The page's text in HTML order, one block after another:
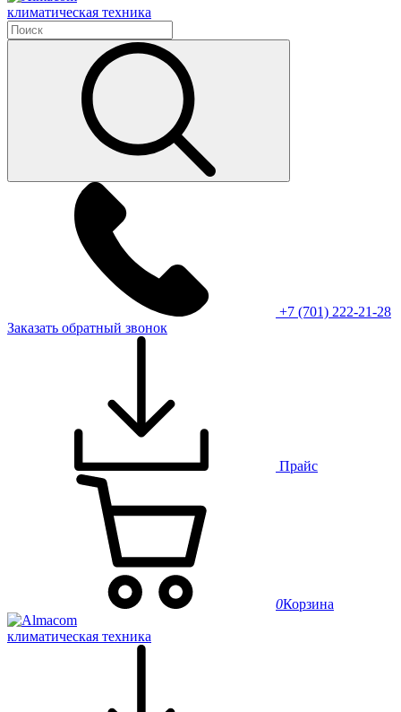
климатическая техника
+7 (701) 222-21-28
Заказать обратный звонок
Прайс
0Корзина
климатическая техника